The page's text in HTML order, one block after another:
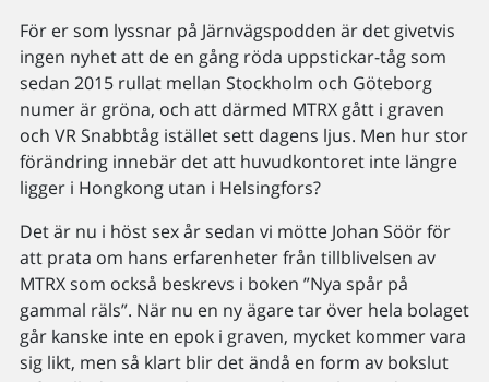
För er som lyssnar på Järnvägspodden är det givetvis
ingen nyhet att de en gång röda uppstickar-tåg som
sedan 2015 rullat mellan Stockholm och Göteborg
numer är gröna, och att därmed MTRX gått i graven
och VR Snabbtåg istället sett dagens ljus. Men hur stor
förändring innebär det att huvudkontoret inte längre
ligger i Hongkong utan i Helsingfors?
Det är nu i höst sex år sedan vi mötte Johan Söör för
att prata om hans erfarenheter från tillblivelsen av
MTRX som också beskrevs i boken ”Nya spår på
gammal räls”. När nu en ny ägare tar över hela bolaget
går kanske inte en epok i graven, mycket kommer vara
sig likt, men så klart blir det ändå en form av bokslut